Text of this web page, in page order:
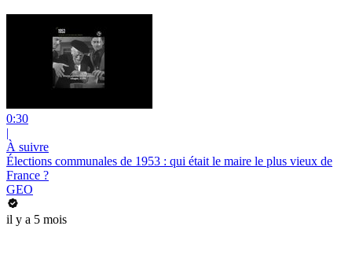
0:30
|
À suivre
Élections communales de 1953 : qui était le maire le plus vieux de
France ?
GEO
il y a 5 mois